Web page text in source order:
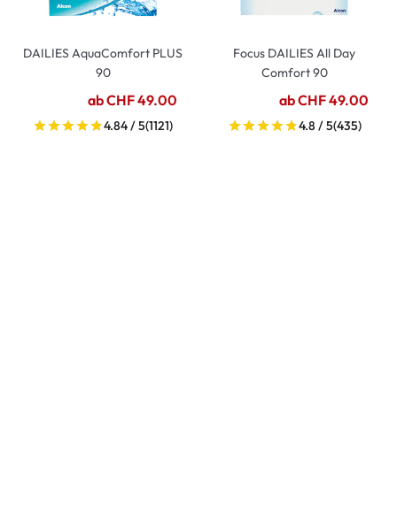
DAILIES AquaComfort PLUS
90
ab CHF 49.00
4.84 / 5(1121)
Focus DAILIES All Day
Comfort 90
ab CHF 49.00
4.8 / 5(435)